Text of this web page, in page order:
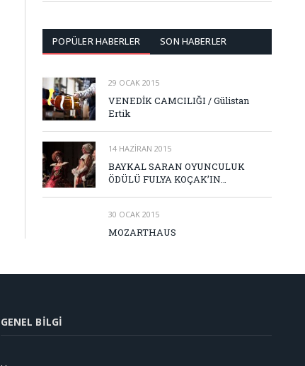
POPÜLER HABERLER SON HABERLER
29 OCAK 2015
VENEDİK CAMCILIĞI / Gülistan
Ertik
14 HAZIRAN 2015
BAYKAL SARAN OYUNCULUK
ÖDÜLÜ FULYA KOÇAK’IN…
30 OCAK 2015
MOZARTHAUS
GENEL BILGI